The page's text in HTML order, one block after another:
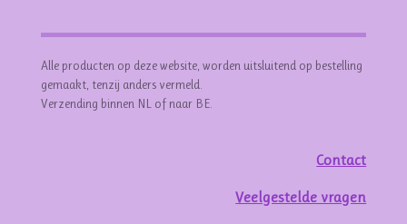
Alle producten op deze website, worden uitsluitend op bestelling
gemaakt, tenzij anders vermeld.
Verzending binnen NL of naar BE.
Contact
Veelgestelde vragen